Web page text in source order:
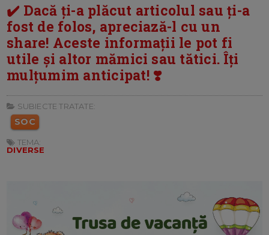
✔️ Dacă ți-a plăcut articolul sau ți-a
fost de folos, apreciază-l cu un
share! Aceste informații le pot fi
utile și altor mămici sau tătici. Îți
mulțumim anticipat! ❣️
SUBIECTE TRATATE:
SOC
TEMA:
DIVERSE